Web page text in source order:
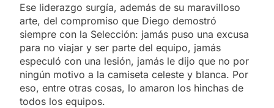
Ese liderazgo surgía, además de su maravilloso
arte, del compromiso que Diego demostró
siempre con la Selección: jamás puso una excusa
para no viajar y ser parte del equipo, jamás
especuló con una lesión, jamás le dijo que no por
ningún motivo a la camiseta celeste y blanca. Por
eso, entre otras cosas, lo amaron los hinchas de
todos los equipos.